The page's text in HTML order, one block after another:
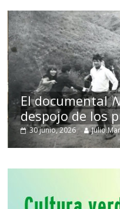
El documental
despojo de los
30 junio, 2026 Julio